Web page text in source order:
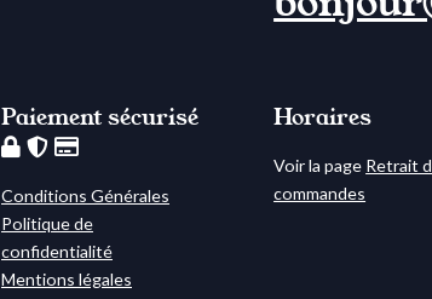
Paiement sécurisé
Conditions Générales
Politique de
confidentialité
Mentions légales
Horaires
Voir la page Retrait
commandes